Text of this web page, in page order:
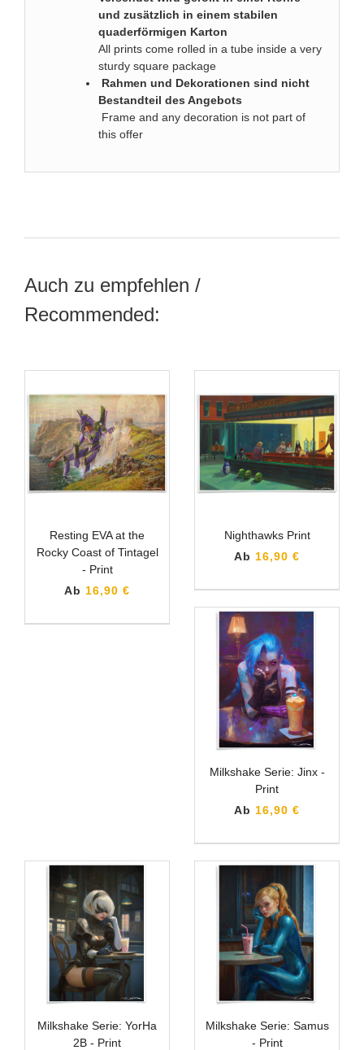
und zusätzlich in einem stabilen
quaderförmigen Karton
All prints come rolled in a tube inside a very
sturdy square package
Rahmen und Dekorationen sind nicht
Bestandteil des Angebots
Frame and any decoration is not part of
this offer
Auch zu empfehlen /
Recommended:
Resting EVA at the
Rocky Coast of Tintagel
- Print
Ab 16,90 €
Nighthawks Print
Ab 16,90 €
Milkshake Serie: Jinx -
Print
Ab 16,90 €
Milkshake Serie: YorHa
2B - Print
Milkshake Serie: Samus
- Print